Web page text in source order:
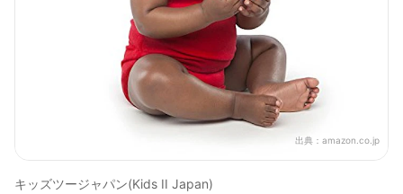
出典： amazon.co.jp
キッズツージャパン(Kids II Japan)